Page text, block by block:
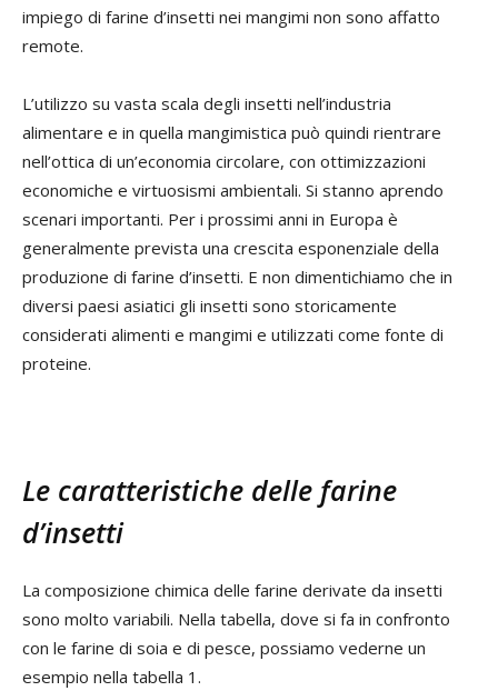
impiego di farine d’insetti nei mangimi non sono affatto
remote.
L’utilizzo su vasta scala degli insetti nell’industria
alimentare e in quella mangimistica può quindi rientrare
nell’ottica di un’economia circolare, con ottimizzazioni
economiche e virtuosismi ambientali. Si stanno aprendo
scenari importanti. Per i prossimi anni in Europa è
generalmente prevista una crescita esponenziale della
produzione di farine d’insetti. E non dimentichiamo che in
diversi paesi asiatici gli insetti sono storicamente
considerati alimenti e mangimi e utilizzati come fonte di
proteine.
Le caratteristiche delle farine
d’insetti
La composizione chimica delle farine derivate da insetti
sono molto variabili. Nella tabella, dove si fa in confronto
con le farine di soia e di pesce, possiamo vederne un
esempio nella tabella 1.